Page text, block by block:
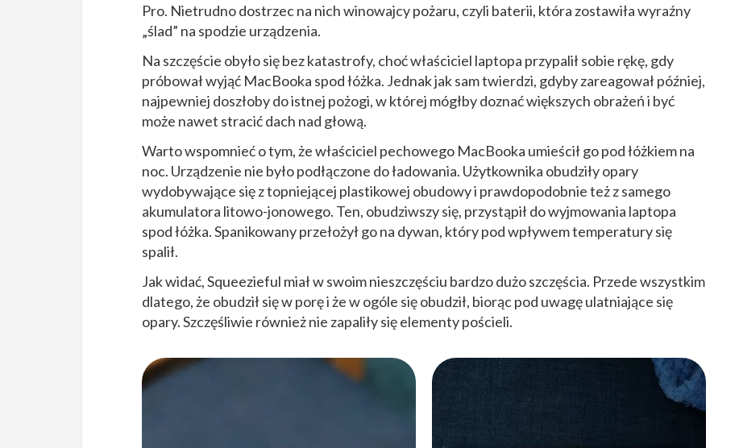
Pro. Nietrudno dostrzec na nich winowajcy pożaru, czyli baterii, która zostawiła wyraźny
„ślad” na spodzie urządzenia.
Na szczęście obyło się bez katastrofy, choć właściciel laptopa przypalił sobie rękę, gdy
próbował wyjąć MacBooka spod łóżka. Jednak jak sam twierdzi, gdyby zareagował później,
najpewniej doszłoby do istnej pożogi, w której mógłby doznać większych obrażeń i być
może nawet stracić dach nad głową.
Warto wspomnieć o tym, że właściciel pechowego MacBooka umieścił go pod łóżkiem na
noc. Urządzenie nie było podłączone do ładowania. Użytkownika obudziły opary
wydobywające się z topniejącej plastikowej obudowy i prawdopodobnie też z samego
akumulatora litowo-jonowego. Ten, obudziwszy się, przystąpił do wyjmowania laptopa
spod łóżka. Spanikowany przełożył go na dywan, który pod wpływem temperatury się
spalił.
Jak widać, Squeezieful miał w swoim nieszczęściu bardzo dużo szczęścia. Przede wszystkim
dlatego, że obudził się w porę i że w ogóle się obudził, biorąc pod uwagę ulatniające się
opary. Szczęśliwie również nie zapaliły się elementy pościeli.